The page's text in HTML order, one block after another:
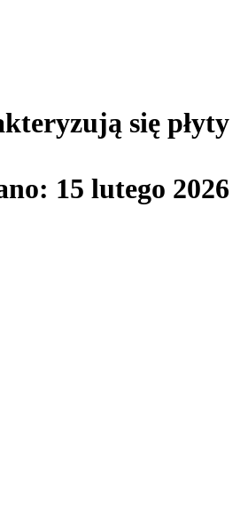
się płyty
15 lutego 2026